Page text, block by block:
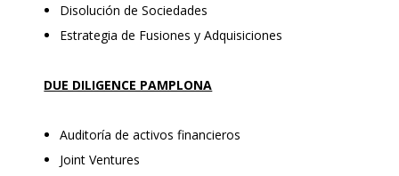
Disolución de Sociedades
Estrategia de Fusiones y Adquisiciones
DUE DILIGENCE PAMPLONA
Auditoría de activos financieros
Joint Ventures